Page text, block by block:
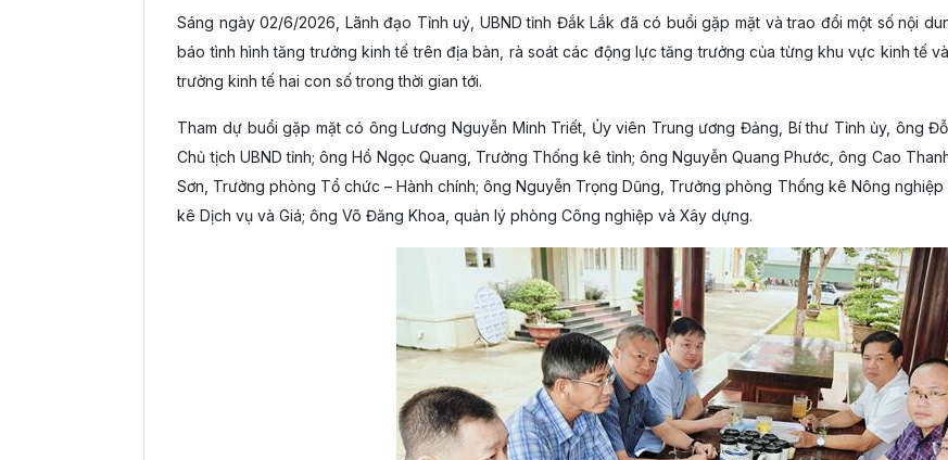
Sáng ngày 02/6/2026, Lãnh đạo Tỉnh uỷ, UBND tỉnh Đắk Lắk đã có buổi gặp mặt và trao đổi một số nội
báo tình hình tăng trưởng kinh tế trên địa bàn, rà soát các động lực tăng trưởng của từng khu vực kinh tế
trưởng kinh tế hai con số trong thời gian tới.
Tham dự buổi gặp mặt có ông Lương Nguyễn Minh Triết, Ủy viên Trung ương Đảng, Bí thư Tỉnh ủy, ông
Chủ tịch UBND tỉnh; ông Hồ Ngọc Quang, Trưởng Thống kê tỉnh; ông Nguyễn Quang Phước, ông Cao
Sơn, Trưởng phòng Tổ chức – Hành chính; ông Nguyễn Trọng Dũng, Trưởng phòng Thống kê Nông
kê Dịch vụ và Giá; ông Võ Đăng Khoa, quản lý phòng Công nghiệp và Xây dựng.